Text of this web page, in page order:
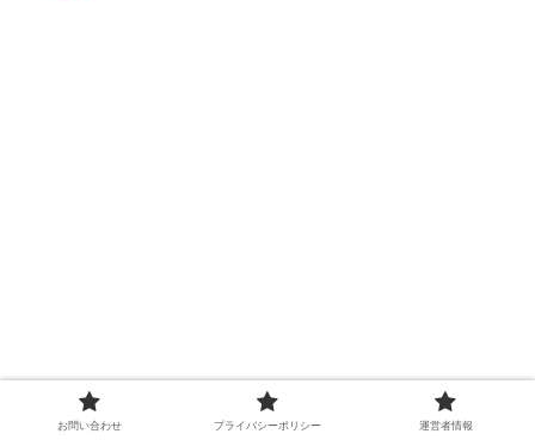
お問い合わせ プライバシーポリシー 運営者情報